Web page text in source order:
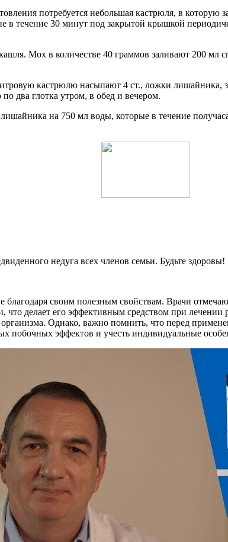
потребуется небольшая кастрюля, в которую
в течение 30 минут под закрытой крышкой
Мох в количестве 40 граммов заливают 200 мл
кастрюлю насыпают 4 ст., ложки лишайника,
два глотка утром, в обед и вечером.
на 750 мл воды, которые в течение
недуга всех членов семьи. Будьте здоровы!
своим полезным свойствам. Врачи
делает его эффективным средством при лечении
Однако, важно помнить, что перед
побочных эффектов и учесть индивидуальные